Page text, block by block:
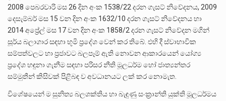
2008 පෙබරවාරි මස 26 දින අංක 1538/22 දරන ගැසට් නිවේදනය, 2009
දෙසැම්බර් මස 15 වන දින අංක 1632/10 දරන ගැසට් නිවේදනය හා
2014 අප්‍රේල් මස 17 වන දින අංක 1858/2 දරන ගැසට් නිවේදන මගින්
සූර්ය බලාගාර සඳහා භූමි ප්‍රදේශ වෙන් කර තිබේ. එහි දී ස්වාභාවික
සම්පත්වලට හා ප්‍රජාවට බලපෑම් ඇති නොවන ආකාරයෙන් යෝග්‍ය
ප්‍රදේශ හඳුනා ගැනීම සඳහා පරිසර නීති මූලධර්ම හෝ ජාත්‍යන්තර
සම්මුතීන් කිසිවක් පිළිබඳ ව අවධානයට ලක් කර නොමැත.
විශේෂයෙන් ම සුනිත්‍ය බලශක්තිය හා බැඳුණු සංක්‍රාන්ති යුක්ති මූලධර්මය